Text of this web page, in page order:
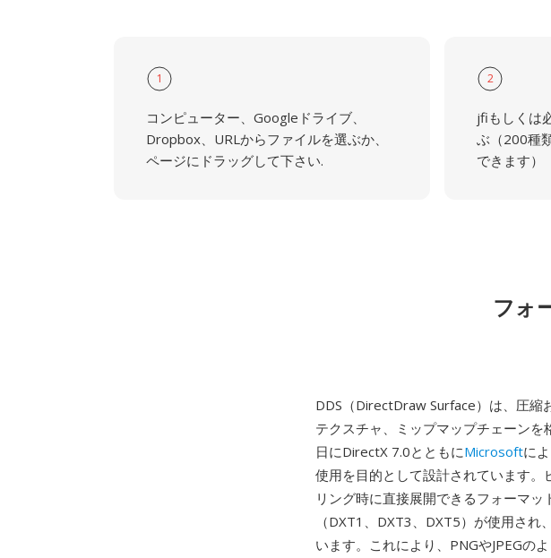
1
コンピューター、Googleドライブ、
Dropbox、URLからファイルを選ぶか、
ページにドラッグして下さい.
2
jfiもしくは
ぶ（200種
できます）
フォ
DDS（DirectDraw Surface）は、圧縮
テクスチャ、ミップマップチェーン
日にDirectX 7.0とともにMicrosoftに
使用を目的として設計されています
リング時に直接展開できるフォーマ
（DXT1、DXT3、DXT5）が使用さ
います。これにより、PNGやJPEGの